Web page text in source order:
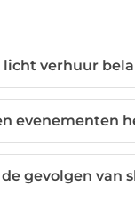
licht verhuur
evenementen
gevolgen van